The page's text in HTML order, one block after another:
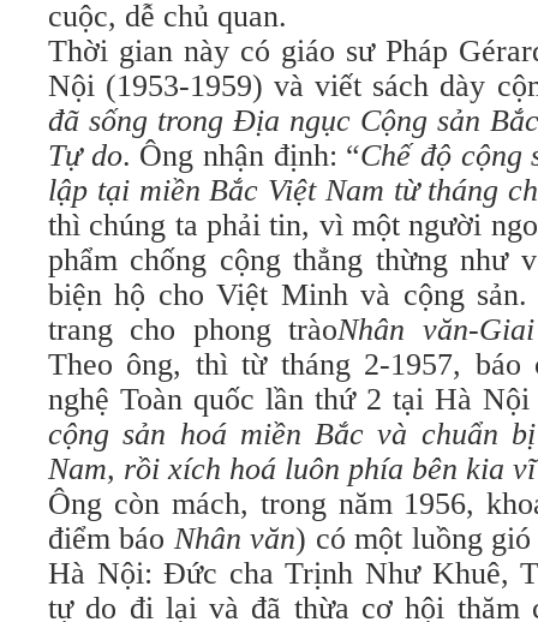
cuộc, dễ chủ quan.
Thời gian này có giáo sư Pháp
Nội (1953-1959) và viết sách dày
đã sống trong Địa ngục Cộng sản
Tự do. Ông nhận định: “Chế độ cộng
lập tại miền Bắc Việt Nam từ tháng
thì chúng ta phải tin, vì một người
phẩm chống cộng thẳng thừng như
biện hộ cho Việt Minh và cộng sản.
trang cho phong tràoNhân văn-
Theo ông, thì từ tháng 2-1957,
nghệ Toàn quốc lần thứ 2 tại Hà
cộng sản hoá miền Bắc và chuẩn
Nam, rồi xích hoá luôn phía bên kia
Ông còn mách, trong năm 1956,
điểm báo Nhân văn) có một luồng
Hà Nội: Đức cha Trịnh Như Khuê,
tự do đi lại và đã thừa cơ hội thăm